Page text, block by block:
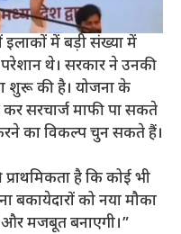
इलाकों में बड़ी संख्या में
थे। सरकार ने उनकी
शुरू की है। योजना के
सरचार्ज माफी पा सकते
का विकल्प चुन सकते हैं।
है कि कोई भी
बकायेदारों को नया मौका
और मजबूत बनाएगी।”